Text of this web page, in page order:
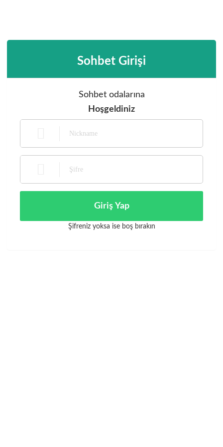
Sohbet Girişi
Sohbet odalarına
Hoşgeldiniz
Giriş Yap
Şifreniz yoksa ise boş bırakın